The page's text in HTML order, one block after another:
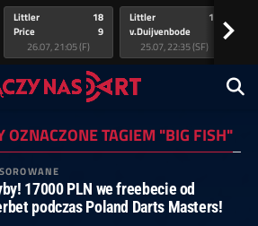
Littler
Price
18
9
26.07, 21:05 (F)
Littler
v.Duijvenbode
17
25.07, 22:35 (SF)
>
OZNACZONE TAGIEM "BIG FISH"
17000 PLN we freebecie od
podczas Poland Darts Masters!